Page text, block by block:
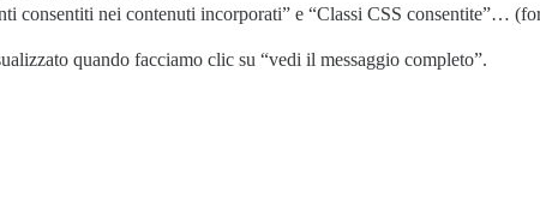
consentiti nei contenuti incorporati” e “Classi CSS consentite”…
quando facciamo clic su “vedi il messaggio completo”.